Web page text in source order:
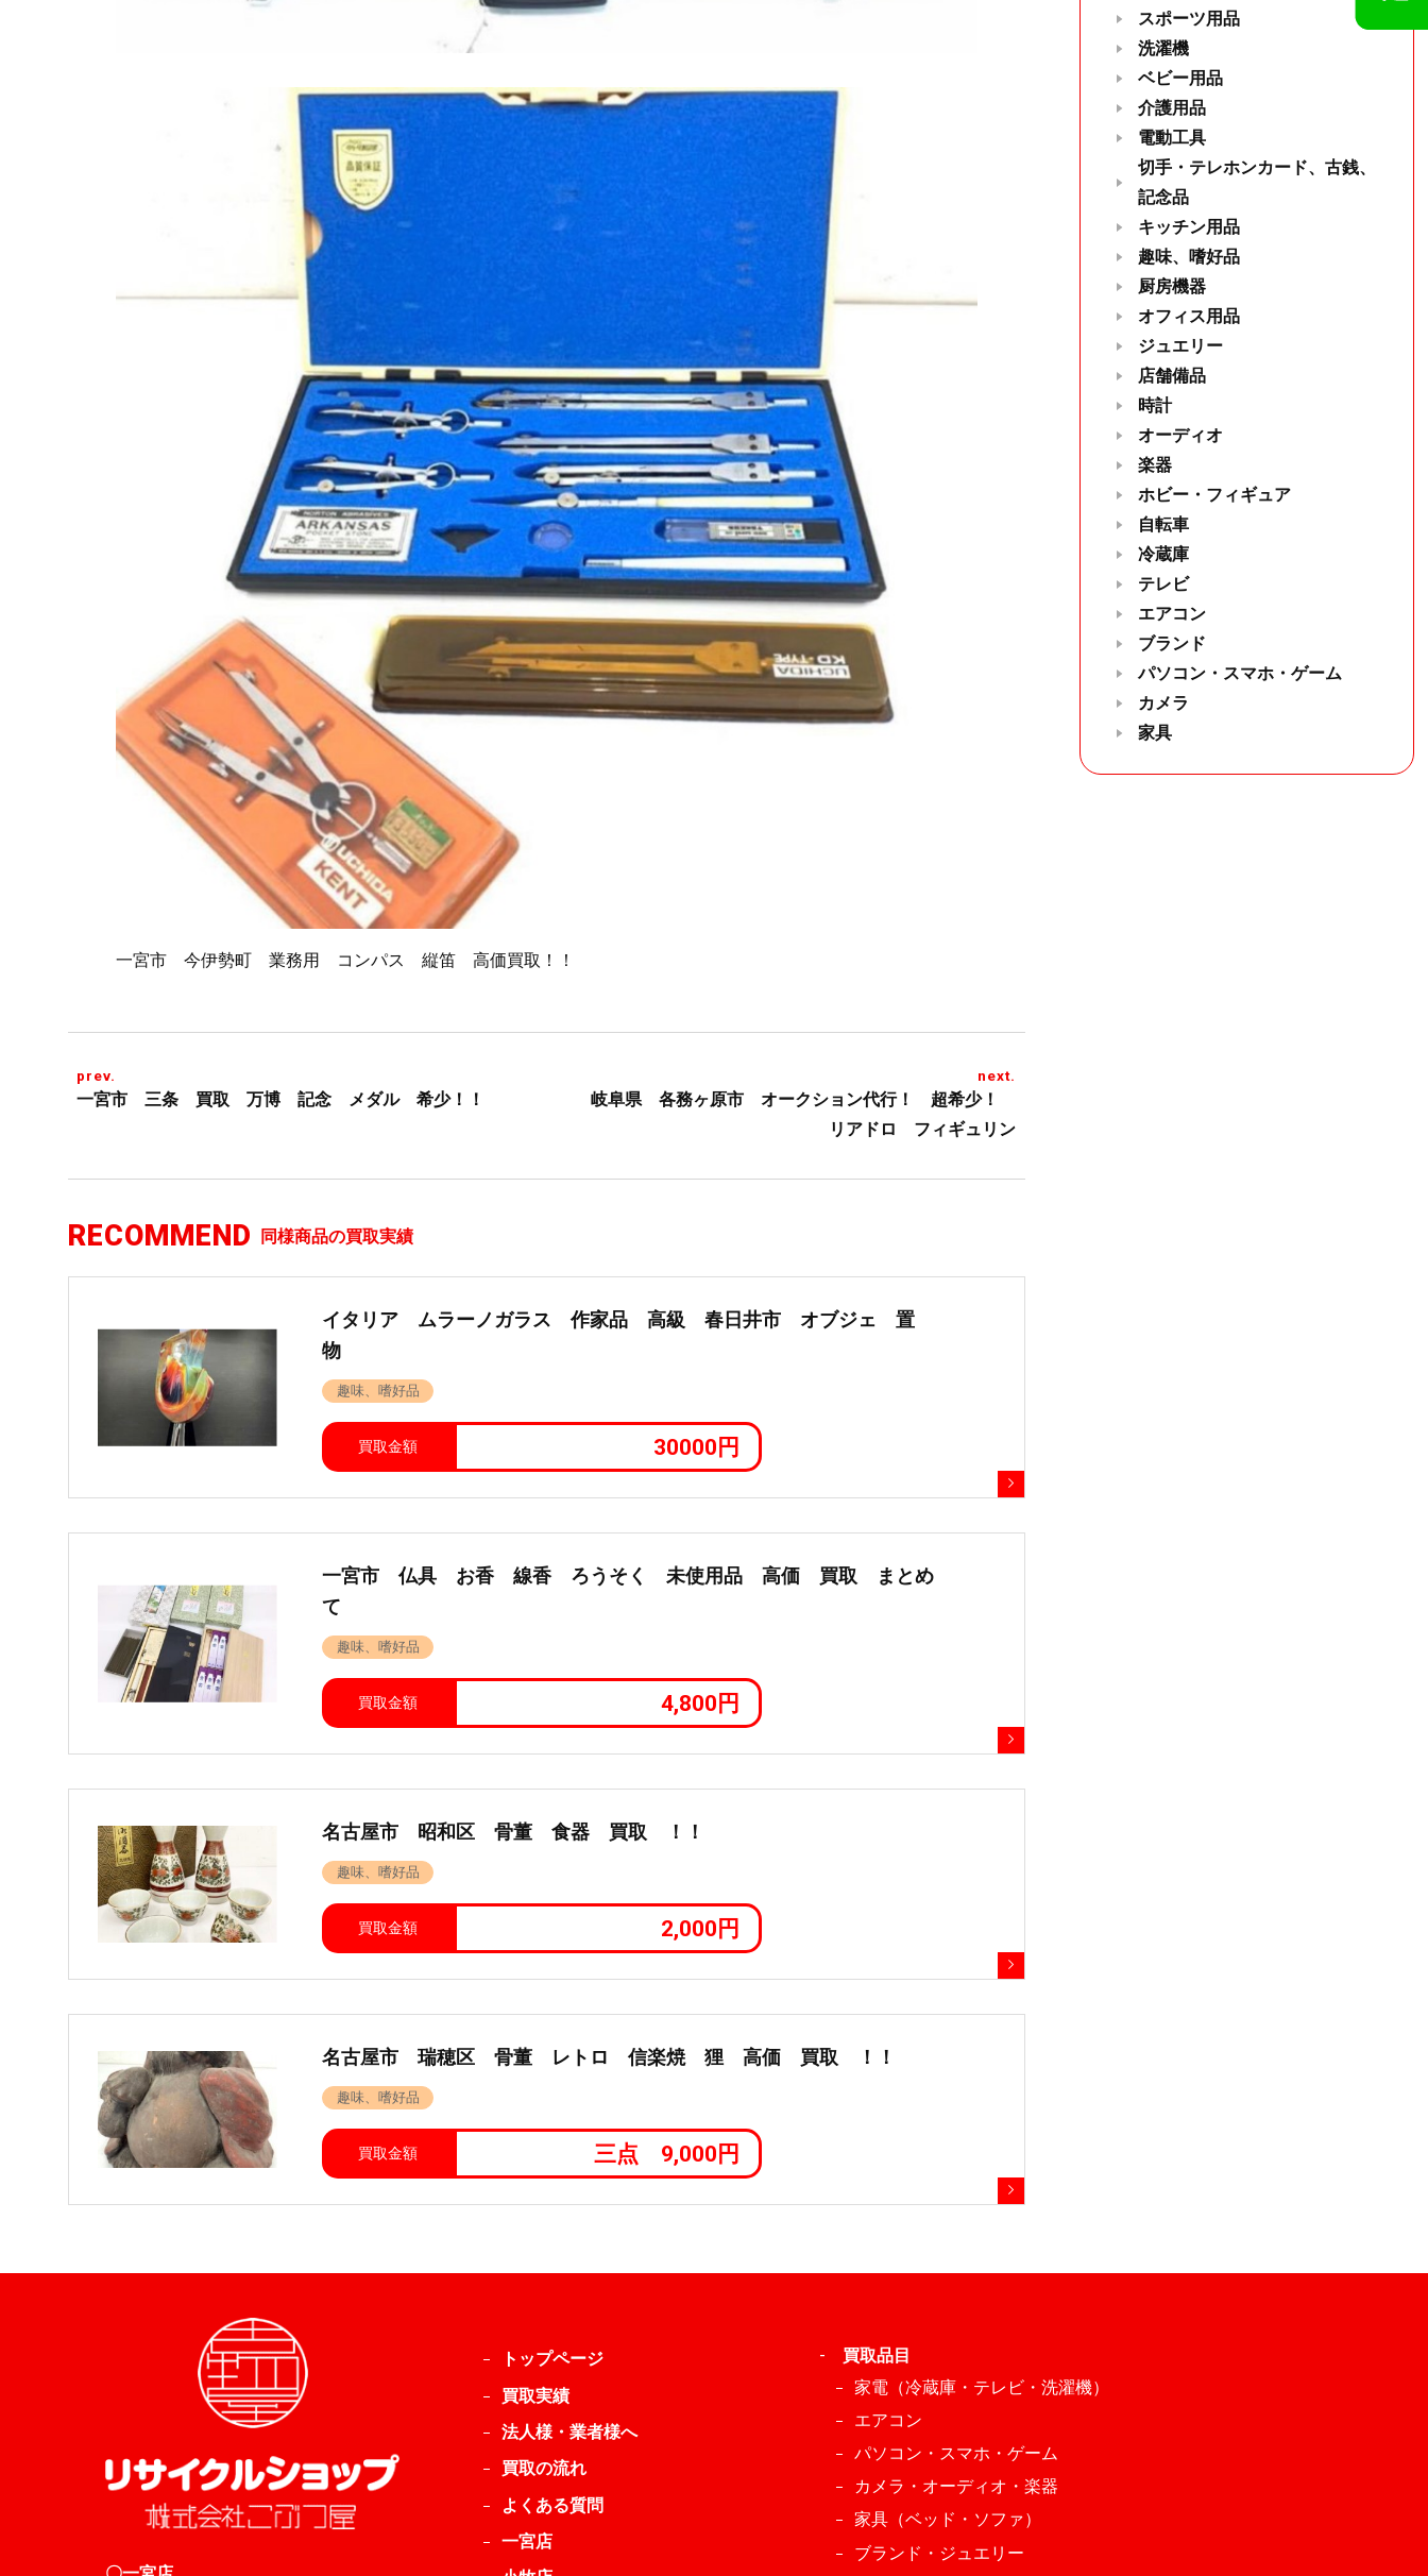
一宮市 今伊勢町 業務用 コンパス 縦笛 高価買取！！
prev.
一宮市 三条 買取 万博 記念 メダル 希少！！
next.
岐阜県 各務ヶ原市 オークション代行！ 超希少！
リアドロ フィギュリン
RECOMMEND 同様商品の買取実績
イタリア ムラーノガラス 作家品 高級 春日井市 オブジェ 置
物
趣味、嗜好品
買取金額 30000円
一宮市 仏具 お香 線香 ろうそく 未使用品 高価 買取 まとめ
て
趣味、嗜好品
買取金額 4,800円
名古屋市 昭和区 骨董 食器 買取 ！！
趣味、嗜好品
買取金額 2,000円
名古屋市 瑞穂区 骨董 レトロ 信楽焼 狸 高価 買取 ！！
趣味、嗜好品
買取金額 三点 9,000円
スポーツ用品
洗濯機
ベビー用品
介護用品
電動工具
切手・テレホンカード、古銭、
記念品
キッチン用品
趣味、嗜好品
厨房機器
オフィス用品
ジュエリー
店舗備品
時計
オーディオ
楽器
ホビー・フィギュア
自転車
冷蔵庫
テレビ
エアコン
ブランド
パソコン・スマホ・ゲーム
カメラ
家具
トップページ
買取実績
法人様・業者様へ
買取の流れ
よくある質問
一宮店
- 買取品目
家電（冷蔵庫・テレビ・洗濯機）
エアコン
パソコン・スマホ・ゲーム
カメラ・オーディオ・楽器
家具（ベッド・ソファ）
ブランド・ジュエリー